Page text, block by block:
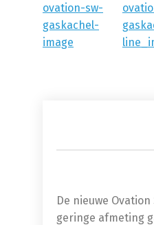
De nieuwe Ovation
geringe afmeting